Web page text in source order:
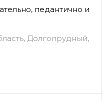
педантично и
Долгопрудный,